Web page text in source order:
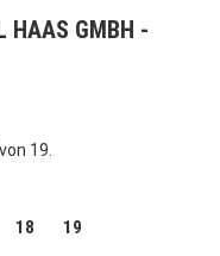
HAAS GMBH
19.
18 19